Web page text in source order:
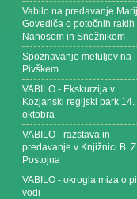
Vabilo na predavanje
Govediča o potočnih rakih
Nanosom in Snežnikom
Spoznavanje metuljev na
Pivškem
VABILO - Ekskurzija v
Kozjanski regijski park 14.
oktobra
VABILO - razstava in
predavanje v Knjižnici B.
Postojna
VABILO - okrogla miza o
vodi